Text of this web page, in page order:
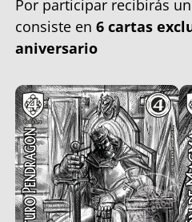
Por participar recibirás
consiste en 6 cartas
aniversario